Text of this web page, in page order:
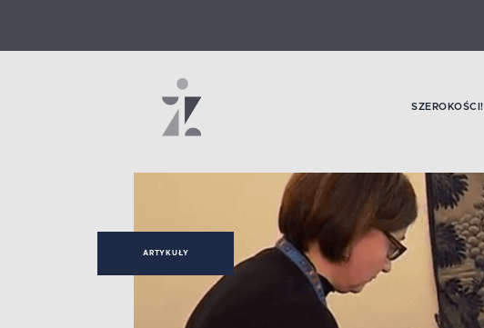
SZEROKOŚCI!
ARTYKUŁY